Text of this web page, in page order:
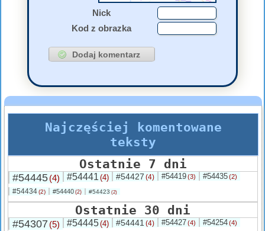
Nick
Kod z obrazka
Najczęściej komentowane
teksty
Ostatnie 7 dni
#54445(4) #54441 (4) #54427 (4) #54419(3) #54435(2)
#54434(2) #54440 (2) #54423 (2)
Ostatnie 30 dni
#54307 (5) #54445(4) #54441 (4) #54427(4) #54254(4)